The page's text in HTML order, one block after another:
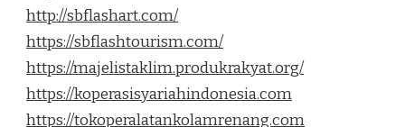
http://sbflashart.com/
https://sbflashtourism.com/
https://majelistaklim.produkrakyat.org/
https://koperasisyariahindonesia.com
https://tokoperalatankolamrenang.com